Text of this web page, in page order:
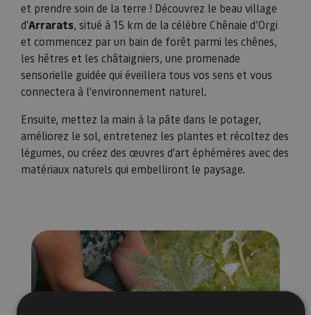
et prendre soin de la terre ! Découvrez le beau village
d'Arrarats, situé à 15 km de la célèbre Chênaie d’Orgi
et commencez par un bain de forêt parmi les chênes,
les hêtres et les châtaigniers, une promenade
sensorielle guidée qui éveillera tous vos sens et vous
connectera à l'environnement naturel.
Ensuite, mettez la main à la pâte dans le potager,
améliorez le sol, entretenez les plantes et récoltez des
légumes, ou créez des œuvres d'art éphémères avec des
matériaux naturels qui embelliront le paysage.